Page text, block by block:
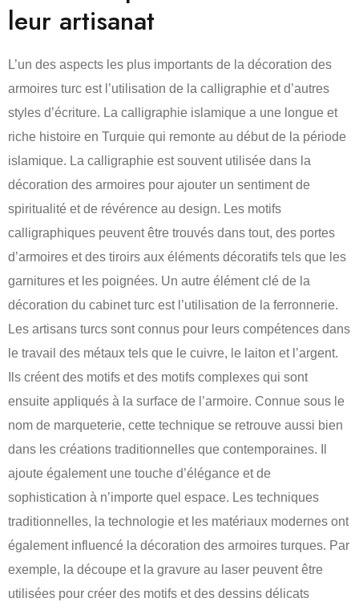
leur artisanat
L’un des aspects les plus importants de la décoration des
armoires turc est l’utilisation de la calligraphie et d’autres
styles d’écriture. La calligraphie islamique a une longue et
riche histoire en Turquie qui remonte au début de la période
islamique. La calligraphie est souvent utilisée dans la
décoration des armoires pour ajouter un sentiment de
spiritualité et de révérence au design. Les motifs
calligraphiques peuvent être trouvés dans tout, des portes
d’armoires et des tiroirs aux éléments décoratifs tels que les
garnitures et les poignées. Un autre élément clé de la
décoration du cabinet turc est l’utilisation de la ferronnerie.
Les artisans turcs sont connus pour leurs compétences dans
le travail des métaux tels que le cuivre, le laiton et l’argent.
Ils créent des motifs et des motifs complexes qui sont
ensuite appliqués à la surface de l’armoire. Connue sous le
nom de marqueterie, cette technique se retrouve aussi bien
dans les créations traditionnelles que contemporaines. Il
ajoute également une touche d’élégance et de
sophistication à n’importe quel espace. Les techniques
traditionnelles, la technologie et les matériaux modernes ont
également influencé la décoration des armoires turques. Par
exemple, la découpe et la gravure au laser peuvent être
utilisées pour créer des motifs et des dessins délicats